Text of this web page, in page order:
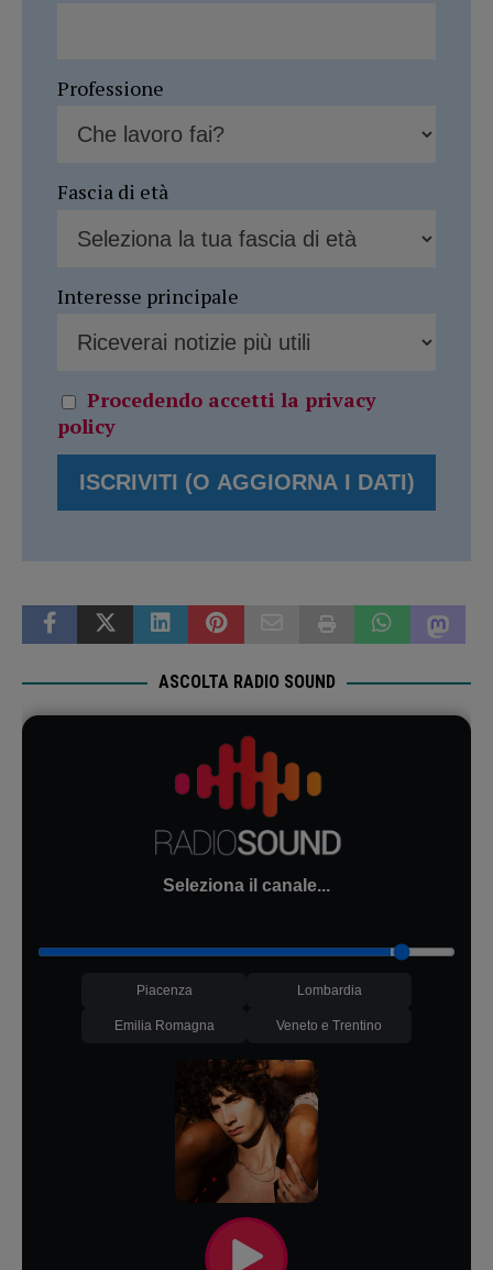
Professione
Fascia di età
Interesse principale
Procedendo accetti la privacy
policy
ASCOLTA RADIO SOUND
Seleziona il canale...
Piacenza Lombardia
Emilia Romagna Veneto e Trentino